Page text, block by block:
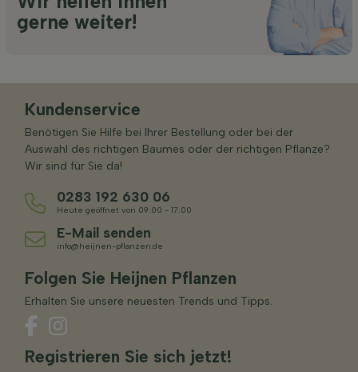
gerne weiter!
Kundenservice
Benötigen Sie Hilfe bei Ihrer Bestellung oder bei der
Auswahl des richtigen Baumes oder der richtigen Pflanze?
Wir sind für Sie da!
0283 192 630 06
Heute geöffnet von 09:00 - 17:00
E-Mail senden
info@heijnen-pflanzen.de
Folgen Sie Heijnen Pflanzen
Erhalten Sie unsere neuesten Trends und Tipps.
Registrieren Sie sich jetzt!